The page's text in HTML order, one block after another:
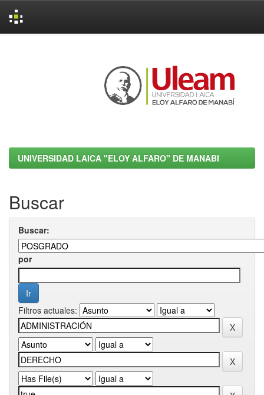
UNIVERSIDAD LAICA "ELOY ALFARO" DE MANABI
Buscar
Buscar:
por
Filtros actuales: